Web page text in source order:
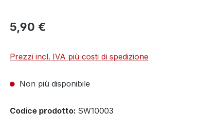
5,90 €
Prezzi incl. IVA più costi di spedizione
Non più disponibile
Codice prodotto: SW10003